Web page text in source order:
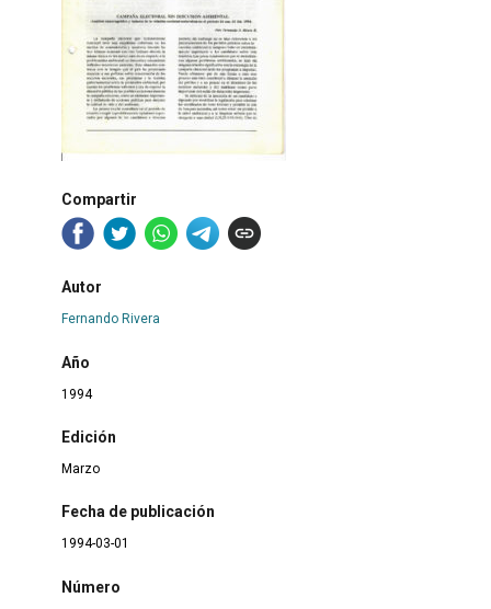
Compartir
Autor
Fernando Rivera
Año
1994
Edición
Marzo
Fecha de publicación
1994-03-01
Número